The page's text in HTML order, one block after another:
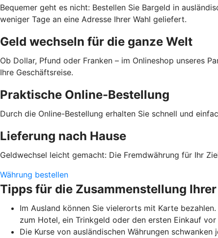
Bequemer geht es nicht: Bestellen Sie Bargeld in
weniger Tage an eine Adresse Ihrer Wahl geliefert.
Geld wechseln für die ganze Welt
Ob Dollar, Pfund oder Franken – im Onlineshop unseres
Ihre Geschäftsreise.
Praktische Online-Bestellung
Durch die Online-Bestellung erhalten Sie schnell und
Lieferung nach Hause
Geldwechsel leicht gemacht: Die Fremdwährung für Ihr
Währung bestellen
Tipps für die Zusammenstellung
Im Ausland können Sie vielerorts mit Karte
zum Hotel, ein Trinkgeld oder den ersten Einkauf
Die Kurse von ausländischen Währungen